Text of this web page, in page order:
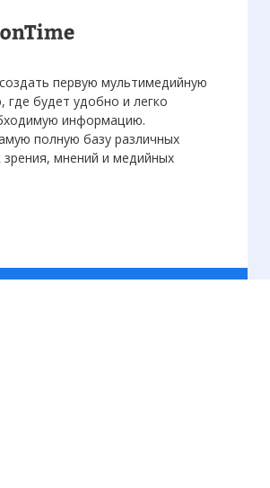
первую мультимедийную
где будет удобно и легко
информацию.
полную базу различных
мнений и медийных